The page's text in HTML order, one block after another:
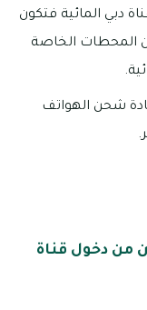
دبي المائية فتكون
من المحطات الخاصة
شحن الهواتف
من دخول قناة